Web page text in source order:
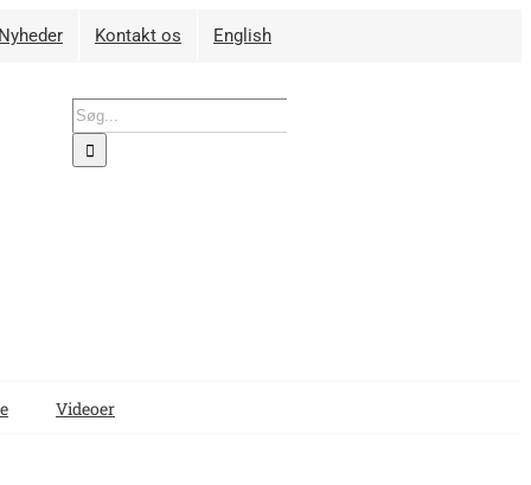
Nyheder Kontakt os English
Søg
efter:
Videoer